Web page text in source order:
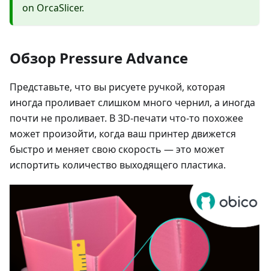
on OrcaSlicer.
Обзор Pressure Advance
Представьте, что вы рисуете ручкой, которая
иногда проливает слишком много чернил, а иногда
почти не проливает. В 3D-печати что-то похожее
может произойти, когда ваш принтер движется
быстро и меняет свою скорость — это может
испортить количество выходящего пластика.